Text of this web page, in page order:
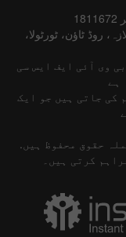
روڈ ٹاؤن، ٹورٹولا،
ایس آئی بی اے/ایل/14/1082 جو بی وی آئی ایف ایس سی
ہے
کی جاتی ہیں جو ایک
فاریکس۔ جملہ حقوق محفوظ ہیں.
کرتی ہیں۔